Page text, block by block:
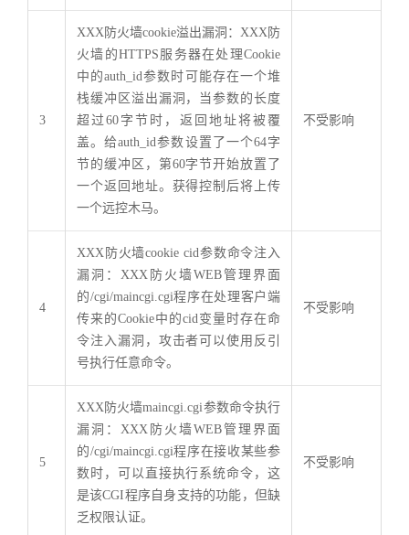
3
XXX防火墙cookie溢出漏洞：XXX防
火墙的HTTPS服务器在处理Cookie
中的auth_id参数时可能存在一个堆
栈缓冲区溢出漏洞，当参数的长度
超过60字节时，返回地址将被覆
盖。给auth_id参数设置了一个64字
节的缓冲区，第60字节开始放置了
一个返回地址。获得控制后将上传
一个远控木马。
不受影响
4
XXX防火墙cookie cid参数命令注入
漏洞：XXX防火墙WEB管理界面
的/cgi/maincgi.cgi程序在处理客户端
传来的Cookie中的cid变量时存在命
令注入漏洞，攻击者可以使用反引
号执行任意命令。
不受影响
5
XXX防火墙maincgi.cgi参数命令执行
漏洞：XXX防火墙WEB管理界面
的/cgi/maincgi.cgi程序在接收某些参
数时，可以直接执行系统命令，这
是该CGI程序自身支持的功能，但缺
乏权限认证。
不受影响